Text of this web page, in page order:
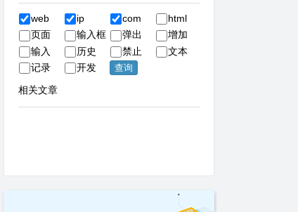
web ip com
html
页面
输入框 弹出
增加
输入
历史 禁止
文本
记录
开发
相关文章